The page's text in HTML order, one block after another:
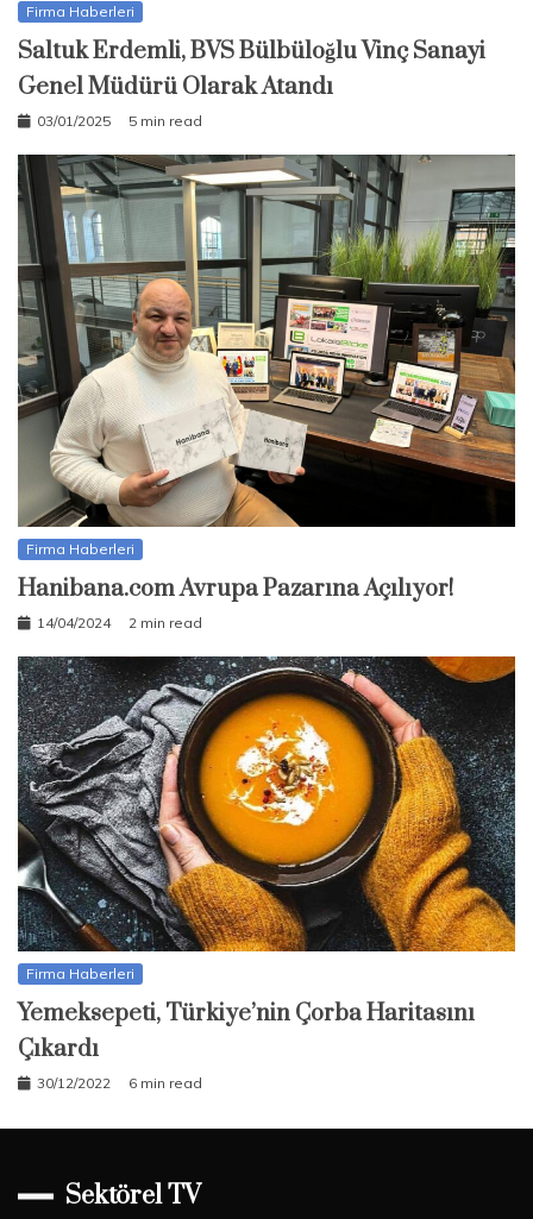
Firma Haberleri
Saltuk Erdemli, BVS Bülbüloğlu Vinç Sanayi
Genel Müdürü Olarak Atandı
03/01/2025 5 min read
Firma Haberleri
Hanibana.com Avrupa Pazarına Açılıyor!
14/04/2024 2 min read
Firma Haberleri
Yemeksepeti, Türkiye’nin Çorba Haritasını
Çıkardı
30/12/2022 6 min read
Sektörel TV